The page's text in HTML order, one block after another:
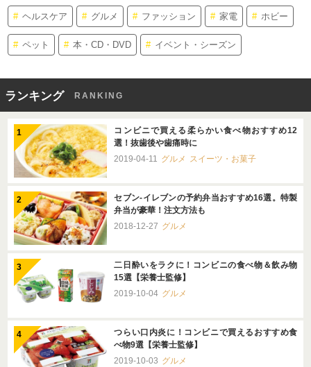
ヘルスケア グルメ ファッション 家電 ホビー
ペット 本・CD・DVD イベント・シーズン
ランキング RANKING
コンビニで買える柔らかい食べ物おすすめ12
選！抜歯後や歯痛時に
2019-04-11 グルメ スイーツ・お菓子
セブン-イレブンの予約弁当おすすめ16選。特製
弁当が豪華！注文方法も
2018-12-27 グルメ
二日酔いをラクに！コンビニの食べ物＆飲み物
15選【栄養士監修】
2019-10-04 グルメ
つらい口内炎に！コンビニで買えるおすすめ食
べ物9選【栄養士監修】
2019-10-03 グルメ